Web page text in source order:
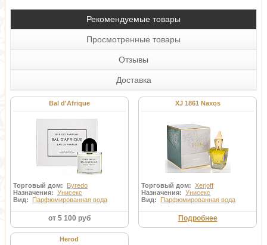
Рекомендуемые товары
Просмотренные товары
Отзывы
Доставка
Bal d'Afrique
Торговый дом:
Byredo
Назначения: Унисекс
Вид:
Парфюмированная вода
от 5 100 руб
XJ 1861 Naxos
Торговый дом:Xerjoff
Назначения:Унисекс
Вид:
Парфюмированная вода
Подробнее
Herod